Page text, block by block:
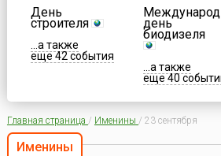
День
строителя
...а также
еще 42 события
день
биодизеля
...а также
еще 40
Главная страница / Именины / 23 сентября
Именины